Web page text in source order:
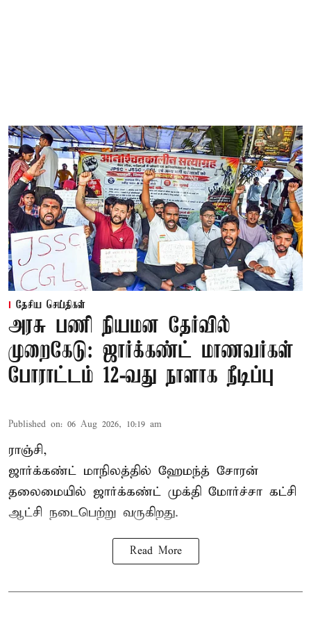
தேசிய செய்திகள்
அரசு பணி நியமன தேர்வில்
முறைகேடு: ஜார்க்கண்ட் மாணவர்கள்
போராட்டம் 12-வது நாளாக நீடிப்பு
Published on: 06 Aug 2026, 10:19 am
ராஞ்சி,
ஜார்க்கண்ட் மாநிலத்தில் ஹேமந்த் சோரன்
தலைமையில் ஜார்க்கண்ட் முக்தி மோர்ச்சா கட்சி
ஆட்சி நடைபெற்று வருகிறது.
Read More